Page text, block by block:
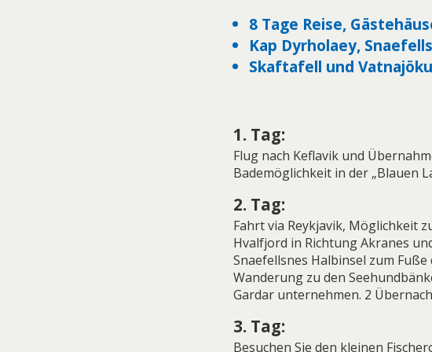
8 Tage Reise,
Kap Dyrholaey,
Skaftafell und
1. Tag:
Flug nach Keflavik und
Bademöglichkeit in der „Blauen
2. Tag:
Fahrt via Reykjavik, Möglichkeit
Hvalfjord in Richtung Akranes
Snaefellsnes Halbinsel zum
Wanderung zu den
Gardar unternehmen. 2
3. Tag:
Besuchen Sie den kleinen